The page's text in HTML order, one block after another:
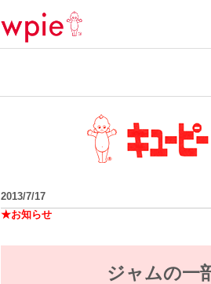
2013/7/17
★お知らせ
ジャムの一